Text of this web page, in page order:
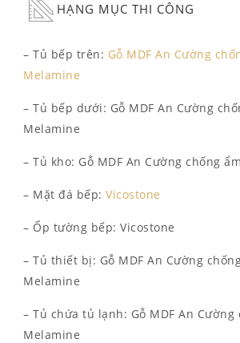
HẠNG MỤC THI CÔNG
– Tủ bếp trên: Gỗ MDF An Cường
Melamine
– Tủ bếp dưới: Gỗ MDF An Cường
Melamine
– Tủ kho: Gỗ MDF An Cường chống
– Mặt đá bếp: Vicostone
– Ốp tường bếp: Vicostone
– Tủ thiết bị: Gỗ MDF An Cường
Melamine
– Tủ chứa tủ lạnh: Gỗ MDF An Cường
Melamine